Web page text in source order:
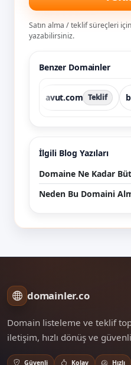
Satın alma / teklif süreçleri için
yazabilirsiniz.
Benzer Domainler
avut.com Teklif
İlgili Blog Yazıları
Domaine Ne Kadar
Neden Bu Domaini
domainler.co
Domain listeleme ve teklif
iletişim, hızlı dönüş ve
Güvenli Kolay Hızlı